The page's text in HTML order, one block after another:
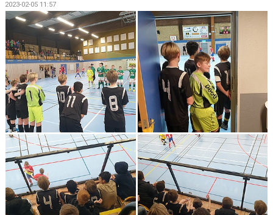
BILDGALLERI
DOKUMENT
KONTAKT
2023-02-05 11:57